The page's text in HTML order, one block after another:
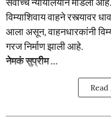
विम्याशिवाय वाहने रस्त्यावर
आला असून, वाहनधारकांनी
गरज निर्माण झाली आहे.
नेमकं सुप्रीम ...